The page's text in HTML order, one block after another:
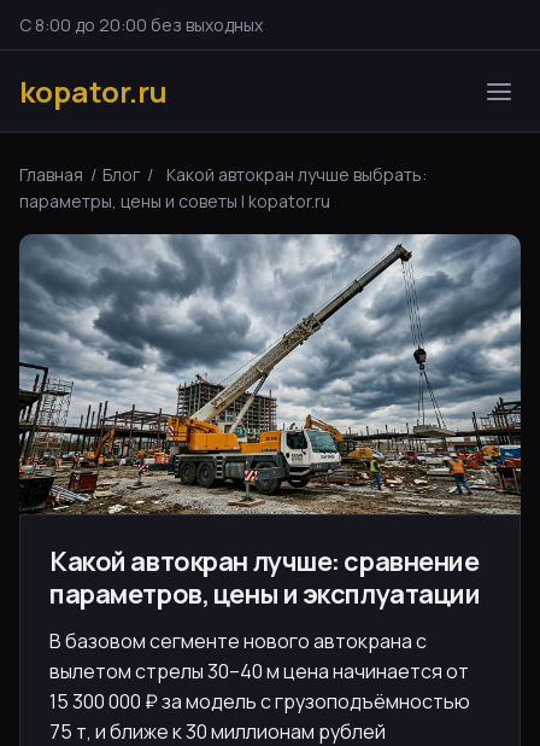
С 8:00 до 20:00 без выходных
kopator.ru
Главная / Блог /
Какой автокран лучше выбрать:
параметры, цены и советы | kopator.ru
Какой автокран лучше: сравнение
параметров, цены и эксплуатации
В базовом сегменте нового автокрана с
вылетом стрелы 30–40 м цена начинается от
15 300 000 ₽ за модель с грузоподъёмностью
75 т, и ближе к 30 миллионам рублей